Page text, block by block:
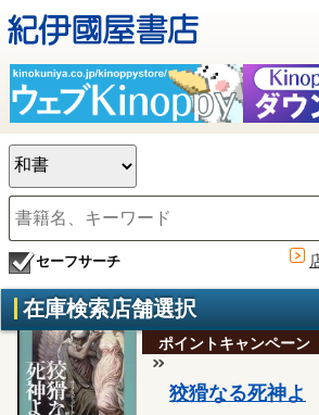
セーフサーチ
在庫検索店舗選択
ポイントキャンペーン
狡猾なる死神よ